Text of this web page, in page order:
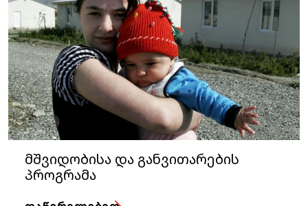
მშვიდობისა და განვითარების
პროგრამა